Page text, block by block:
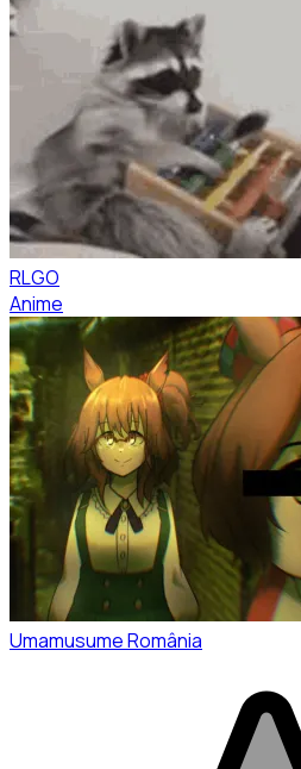
RLGO
Anime
Umamusume România